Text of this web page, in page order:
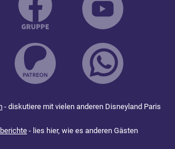
- diskutiere mit vielen anderen Disneyland Paris
- lies hier, wie es anderen Gästen